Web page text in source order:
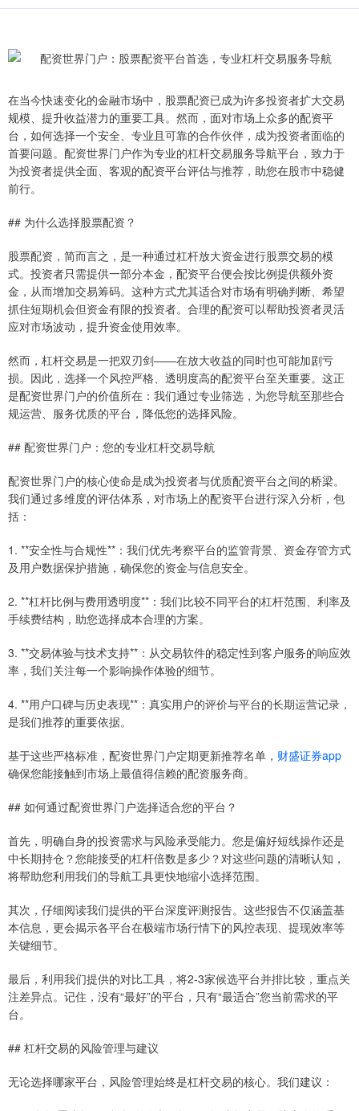
在当今快速变化的金融市场中，股票配资已成为许多投资者扩大交易
规模、提升收益潜力的重要工具。然而，面对市场上众多的配资平
台，如何选择一个安全、专业且可靠的合作伙伴，成为投资者面临的
首要问题。配资世界门户作为专业的杠杆交易服务导航平台，致力于
为投资者提供全面、客观的配资平台评估与推荐，助您在股市中稳健
前行。
## 为什么选择股票配资？
股票配资，简而言之，是一种通过杠杆放大资金进行股票交易的模
式。投资者只需提供一部分本金，配资平台便会按比例提供额外资
金，从而增加交易筹码。这种方式尤其适合对市场有明确判断、希望
抓住短期机会但资金有限的投资者。合理的配资可以帮助投资者灵活
应对市场波动，提升资金使用效率。
然而，杠杆交易是一把双刃剑——在放大收益的同时也可能加剧亏
损。因此，选择一个风控严格、透明度高的配资平台至关重要。这正
是配资世界门户的价值所在：我们通过专业筛选，为您导航至那些合
规运营、服务优质的平台，降低您的选择风险。
## 配资世界门户：您的专业杠杆交易导航
配资世界门户的核心使命是成为投资者与优质配资平台之间的桥梁。
我们通过多维度的评估体系，对市场上的配资平台进行深入分析，包
括：
1. **安全性与合规性**：我们优先考察平台的监管背景、资金存管方式
及用户数据保护措施，确保您的资金与信息安全。
2. **杠杆比例与费用透明度**：我们比较不同平台的杠杆范围、利率及
手续费结构，助您选择成本合理的方案。
3. **交易体验与技术支持**：从交易软件的稳定性到客户服务的响应效
率，我们关注每一个影响操作体验的细节。
4. **用户口碑与历史表现**：真实用户的评价与平台的长期运营记录，
是我们推荐的重要依据。
基于这些严格标准，配资世界门户定期更新推荐名单， 财盛证券app
确保您能接触到市场上最值得信赖的配资服务商。
## 如何通过配资世界门户选择适合您的平台？
首先，明确自身的投资需求与风险承受能力。您是偏好短线操作还是
中长期持仓？您能接受的杠杆倍数是多少？对这些问题的清晰认知，
将帮助您利用我们的导航工具更快地缩小选择范围。
其次，仔细阅读我们提供的平台深度评测报告。这些报告不仅涵盖基
本信息，更会揭示各平台在极端市场行情下的风控表现、提现效率等
关键细节。
最后，利用我们提供的对比工具，将2-3家候选平台并排比较，重点关
注差异点。记住，没有“最好”的平台，只有“最适合”您当前需求的平
台。
## 杠杆交易的风险管理与建议
无论选择哪家平台，风险管理始终是杠杆交易的核心。我们建议：